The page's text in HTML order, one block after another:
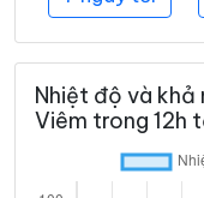
Nhiệt độ và khả
Viêm trong 12h